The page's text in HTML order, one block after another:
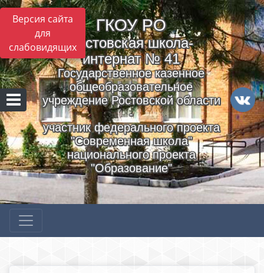
Версия сайта
для
слабовидящих
ГКОУ РO
Ростовская школа-
интернат № 41
Государственное казенное
общеобразовательное
учреждение Ростовской области
-
участник федерального проекта
"Современная школа"
национального проекта
"Образование"